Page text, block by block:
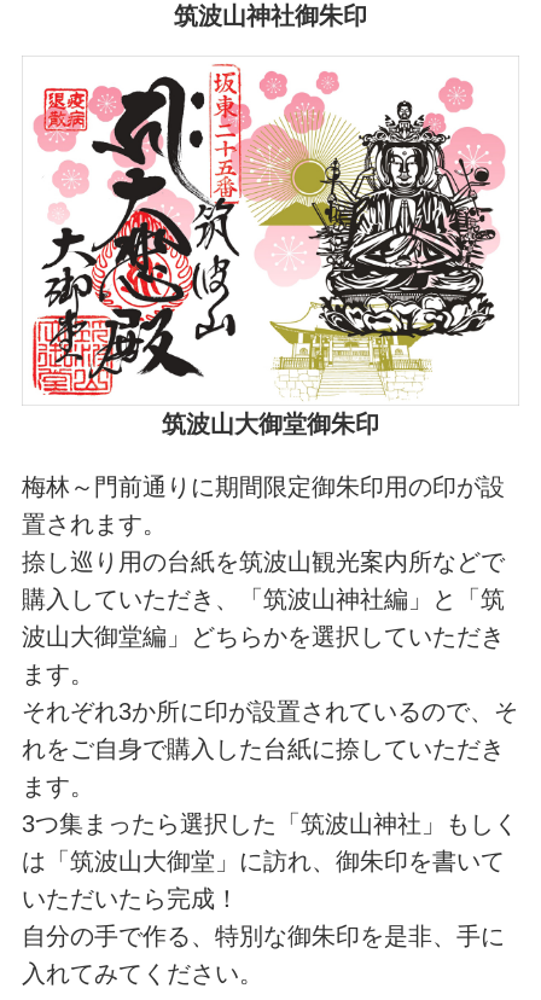
筑波山神社御朱印
筑波山大御堂御朱印
梅林～門前通りに期間限定御朱印用の印が設
置されます。
捺し巡り用の台紙を筑波山観光案内所などで
購入していただき、「筑波山神社編」と「筑
波山大御堂編」どちらかを選択していただき
ます。
それぞれ3か所に印が設置されているので、そ
れをご自身で購入した台紙に捺していただき
ます。
3つ集まったら選択した「筑波山神社」もしく
は「筑波山大御堂」に訪れ、御朱印を書いて
いただいたら完成！
自分の手で作る、特別な御朱印を是非、手に
入れてみてください。